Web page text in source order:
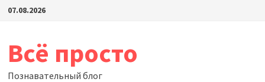
Перейти
07.08.2026
Всё просто
Познавательный блог